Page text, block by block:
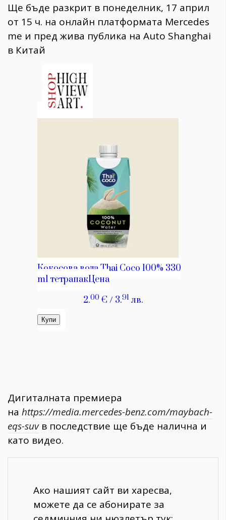
Ще бъде разкрит в понеделник, 17 април
от 15 ч. на онлайн платформата Mercedes
me и пред жива публика на Auto Shanghai
в Китай
Дигиталната премиера
на https://media.mercedes-benz.com/maybach-
eqs-suvв последствие ще бъде налична и
като видео.
Ако нашият сайт ви харесва,
можете да се абонирате за